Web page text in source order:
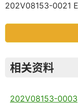
202V08153-0021
相关资料
202V08153-0003